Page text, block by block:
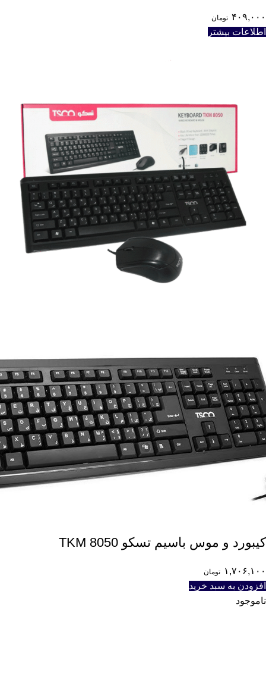
۴۰۹,۰۰۰ تومان
اطلاعات بیشتر
کیبورد و موس باسیم تسکو TKM 8050
۱,۷۰۶,۱۰۰ تومان
افزودن به سبد خرید
ناموجود